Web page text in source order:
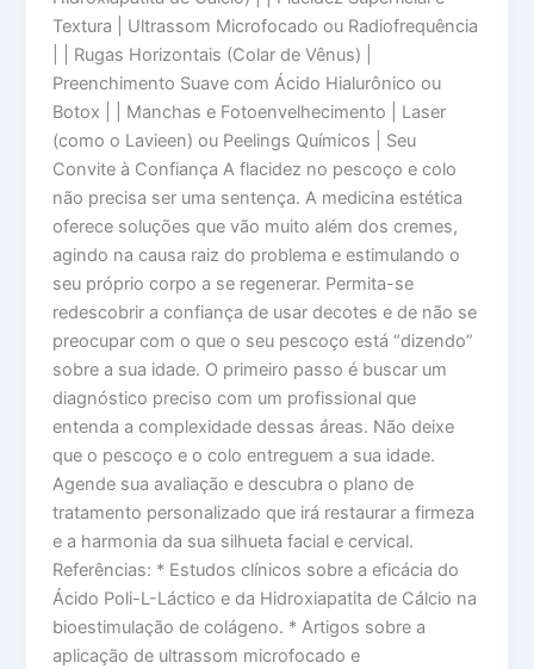
Textura | Ultrassom Microfocado ou Radiofrequência
| | Rugas Horizontais (Colar de Vênus) |
Preenchimento Suave com Ácido Hialurônico ou
Botox | | Manchas e Fotoenvelhecimento | Laser
(como o Lavieen) ou Peelings Químicos | Seu
Convite à Confiança A flacidez no pescoço e colo
não precisa ser uma sentença. A medicina estética
oferece soluções que vão muito além dos cremes,
agindo na causa raiz do problema e estimulando o
seu próprio corpo a se regenerar. Permita-se
redescobrir a confiança de usar decotes e de não se
preocupar com o que o seu pescoço está “dizendo”
sobre a sua idade. O primeiro passo é buscar um
diagnóstico preciso com um profissional que
entenda a complexidade dessas áreas. Não deixe
que o pescoço e o colo entreguem a sua idade.
Agende sua avaliação e descubra o plano de
tratamento personalizado que irá restaurar a firmeza
e a harmonia da sua silhueta facial e cervical.
Referências: * Estudos clínicos sobre a eficácia do
Ácido Poli-L-Láctico e da Hidroxiapatita de Cálcio na
bioestimulação de colágeno. * Artigos sobre a
aplicação de ultrassom microfocado e